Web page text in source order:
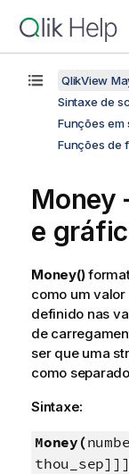
QlikView
Sintaxe de
Funções
Funções de
Money
e
Money()
como um
definido nas
de
ser que uma
como
Sintaxe:
Money(
thou_sep]]]